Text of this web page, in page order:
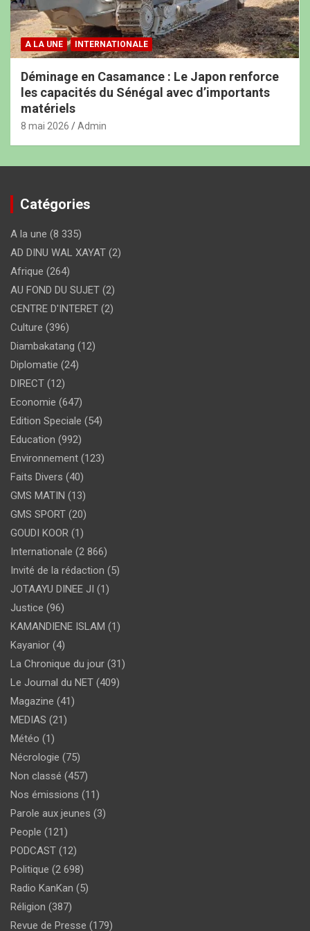
A LA UNE INTERNATIONALE
Déminage en Casamance : Le Japon renforce
les capacités du Sénégal avec d’importants
matériels
8 mai 2026 Admin
Catégories
A la une (8 335)
AD DINU WAL XAYAT (2)
Afrique (264)
AU FOND DU SUJET (2)
CENTRE D'INTERET (2)
Culture (396)
Diambakatang (12)
Diplomatie (24)
DIRECT (12)
Economie (647)
Edition Speciale (54)
Education (992)
Environnement (123)
Faits Divers (40)
GMS MATIN (13)
GMS SPORT (20)
GOUDI KOOR (1)
Internationale (2 866)
Invité de la rédaction (5)
JOTAAYU DINEE JI (1)
Justice (96)
KAMANDIENE ISLAM (1)
Kayanior (4)
La Chronique du jour (31)
Le Journal du NET (409)
Magazine (41)
MEDIAS (21)
Météo (1)
Nécrologie (75)
Non classé (457)
Nos émissions (11)
Parole aux jeunes (3)
People (121)
PODCAST (12)
Politique (2 698)
Radio KanKan (5)
Réligion (387)
Revue de Presse (179)